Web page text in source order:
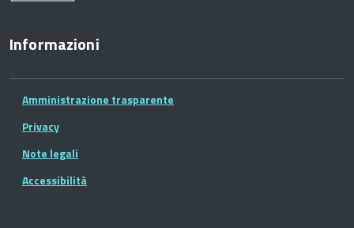
Informazioni
Amministrazione trasparente
Privacy
Note legali
Accessibilità